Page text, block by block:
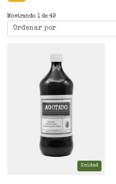
Mostrando 1 de 49
AGOTADO
Unidad